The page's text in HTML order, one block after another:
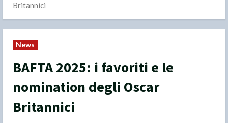
Britannici
News
BAFTA 2025: i favoriti e le
nomination degli Oscar
Britannici